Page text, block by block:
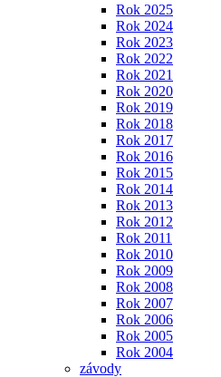
Rok 2025
Rok 2024
Rok 2023
Rok 2022
Rok 2021
Rok 2020
Rok 2019
Rok 2018
Rok 2017
Rok 2016
Rok 2015
Rok 2014
Rok 2013
Rok 2012
Rok 2011
Rok 2010
Rok 2009
Rok 2008
Rok 2007
Rok 2006
Rok 2005
Rok 2004
závody